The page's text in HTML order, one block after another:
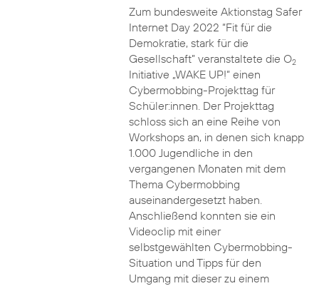
Zum bundesweite Aktionstag Safer
Internet Day 2022 “Fit für die
Demokratie, stark für die
Gesellschaft” veranstaltete die O2
Initiative „WAKE UP!“ einen
Cybermobbing-Projekttag für
Schüler:innen. Der Projekttag
schloss sich an eine Reihe von
Workshops an, in denen sich knapp
1.000 Jugendliche in den
vergangenen Monaten mit dem
Thema Cybermobbing
auseinandergesetzt haben.
Anschließend konnten sie ein
Videoclip mit einer
selbstgewählten Cybermobbing-
Situation und Tipps für den
Umgang mit dieser zu einem